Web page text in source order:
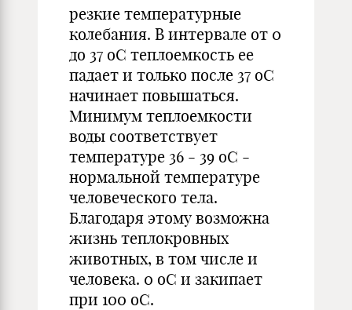
резкие температурные
колебания. В интервале от 0
до 37 оС теплоемкость ее
падает и только после 37 оС
начинает повышаться.
Минимум теплоемкости
воды соответствует
температуре 36 - 39 оС -
нормальной температуре
человеческого тела.
Благодаря этому возможна
жизнь теплокровных
животных, в том числе и
человека. 0 оС и закипает
при 100 оС.